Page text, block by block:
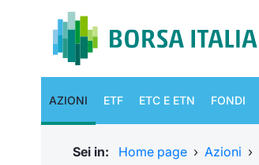
AZIONI ETF ETC E ETN FONDI
Sei in: Home page › Azioni ›